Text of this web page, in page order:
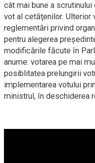
cât mai bune a
vot al cetăţenilor. Ulterior
reglementări privind
pentru alegerea
modificările făcute în
anume: votarea pe mai
posiblitatea prelungirii
implementarea votului
ministrul, în deschiderea